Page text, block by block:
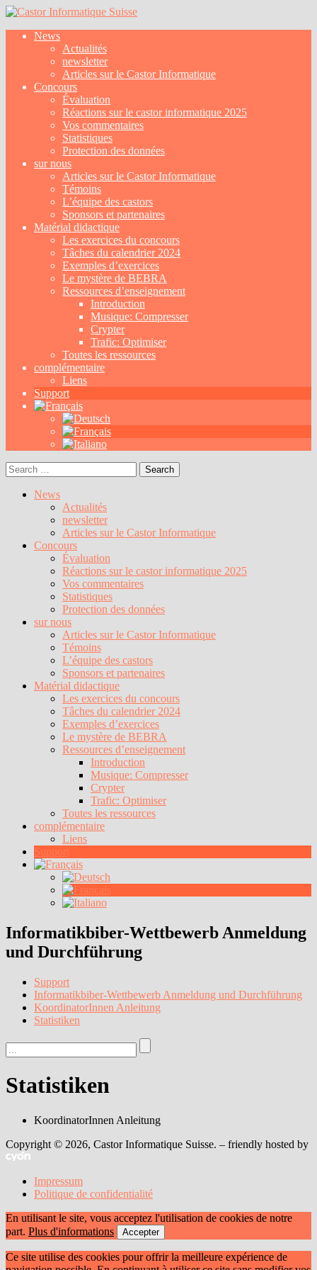
News
Actualités
newsletter
Articles sur le Castor Informatique
Concours
Évaluation
Réactions sur le castor informatique 2025
Vos commentaires
Statistiques
Protection des données
sur nous
Articles sur le Castor Informatique
Témoins
L’équipe des castors
Sponsors et partenaires
Matérial didactique
Les exercices du concours
Tâches du calendrier 2024
Exemples d’exercices
Le mystère de BEBRA
Ressources d’enseignement
Introduction
Musique: Compresser
Crypter
Trafic: Optimiser
Toutes les ressources
complémentaire
Liens
Support
Search
for:
News
Actualités
newsletter
Articles sur le Castor Informatique
Concours
Évaluation
Réactions sur le castor informatique 2025
Vos commentaires
Statistiques
Protection des données
sur nous
Articles sur le Castor Informatique
Témoins
L’équipe des castors
Sponsors et partenaires
Matérial didactique
Les exercices du concours
Tâches du calendrier 2024
Exemples d’exercices
Le mystère de BEBRA
Ressources d’enseignement
Introduction
Musique: Compresser
Crypter
Trafic: Optimiser
Toutes les ressources
complémentaire
Liens
Support
Informatikbiber-Wettbewerb Anmeldung
und Durchführung
Support
Informatikbiber-Wettbewerb Anmeldung und Durchführung
KoordinatorInnen Anleitung
Statistiken
Statistiken
KoordinatorInnen Anleitung
Copyright © 2026, Castor Informatique Suisse. – friendly hosted by
Impressum
Politique de confidentialité
En utilisant le site, vous acceptez l'utilisation de cookies de notre
part. Plus d'informations Accepter
Ce site utilise des cookies pour offrir la meilleure expérience de